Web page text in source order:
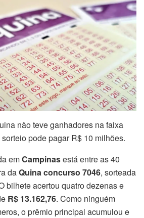
não teve ganhadores na faixa
pode pagar R$ 10 milhões.
emCampinasestá entre as 40
daQuina concurso 7046, sorteada
bilhete acertou quatro dezenas e
R$ 13.162,76. Como ninguém
o prêmio principal acumulou e